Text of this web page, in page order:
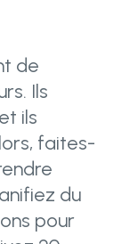
de
Ils
ils
faites-
du
pour